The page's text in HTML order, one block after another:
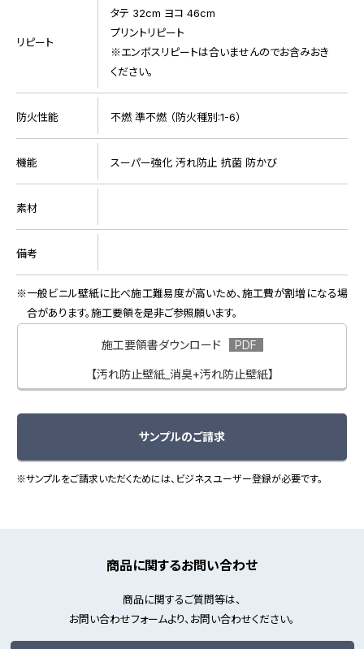
リピート
タテ 32cm ヨコ 46cm
プリントリピート
※エンボスリピートは合いませんのでお含みおき
ください。
防火性能 不燃 準不燃 （防火種別:1-6）
機能 スーパー強化 汚れ防止 抗菌 防かび
素材
備考
一般ビニル壁紙に比べ施工難易度が高いため、施工費が割増になる場
合があります。施工要領を是非ご参照願います。
施工要領書ダウンロード
【汚れ防止壁紙_消臭+汚れ防止壁紙】
サンプルのご請求
※サンプルをご請求いただくためには、ビジネスユーザー登録が必要です。
商品に関するお問い合わせ
商品に関するご質問等は、
お問い合わせフォームより、お問い合わせください。